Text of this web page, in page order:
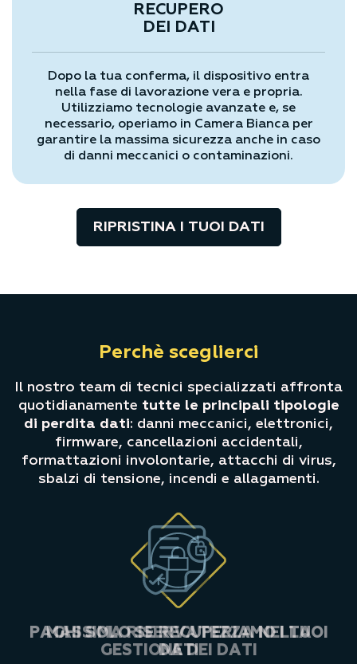
RECUPERO
DEI DATI
Dopo la tua conferma, il dispositivo entra
nella fase di lavorazione vera e propria.
Utilizziamo tecnologie avanzate e, se
necessario, operiamo in Camera Bianca per
garantire la massima sicurezza anche in caso
di danni meccanici o contaminazioni.
RIPRISTINA I TUOI DATI
Perchè sceglierci
Il nostro team di tecnici specializzati affronta
quotidianamente tutte le principali tipologie
di perdita dati: danni meccanici, elettronici,
firmware, cancellazioni accidentali,
formattazioni involontarie, attacchi di virus,
sbalzi di tensione, incendi e allagamenti.
RECUPERO GARANTITO NEL 98% DEI
CASI
PAGHI SOLO SE RECUPERIAMO I TUOI
DATI
MASSIMA RISERVATEZZA NELLA
GESTIONE DEI DATI
DIAGNOSI E PREVENTIVO GRATUITI IN
4H